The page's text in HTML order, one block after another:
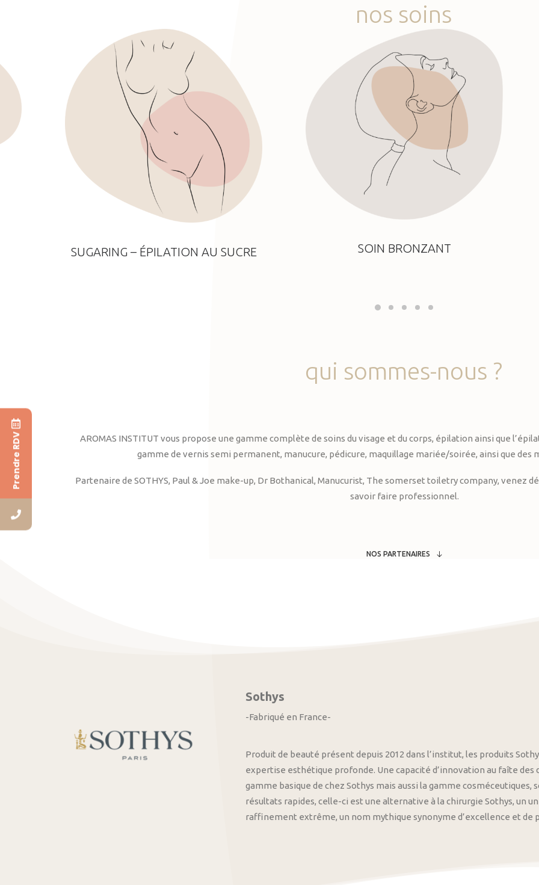
nos soins
SUGARING – ÉPILATION AU SUCRE SOIN BRONZANT
qui sommes-nous ?
AROMAS INSTITUT vous propose une gamme complète de soins du visage et du corps, épilation ainsi que
gamme de vernis semi permanent, manucure, pédicure, maquillage mariée/soirée, ainsi que des
Partenaire de SOTHYS, Paul & Joe make-up, Dr Bothanical, Manucurist, The somerset toiletry company, venez
savoir faire professionnel.
NOS PARTENAIRES
Sothys
-Fabriqué en France-
Produit de beauté présent depuis 2012 dans l’institut, les produits
expertise esthétique profonde. Une capacité d’innovation au faîte
gamme basique de chez Sothys mais aussi la gamme
résultats rapides, celle-ci est une alternative à la chirurgie Sothys, un
raffinement extrême, un nom mythique synonyme d’excellence et de
Prendre RDV